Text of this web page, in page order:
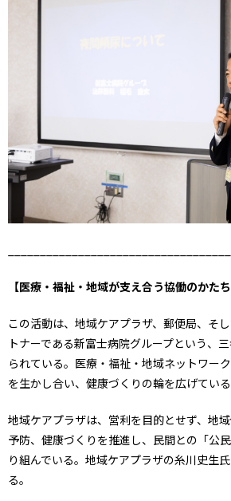
【医療・福祉・地域が支え合う協働のかたち
この活動は、地域ケアプラザ、郵便局、そ
トナーである新富士病院グループという、
られている。医療・福祉・地域ネットワー
を生かし合い、健康づくりの輪を広げている
地域ケアプラザは、営利を目的とせず、地
予防、健康づくりを推進し、民間との「公
り組んでいる。地域ケアプラザの糸川史生
る。